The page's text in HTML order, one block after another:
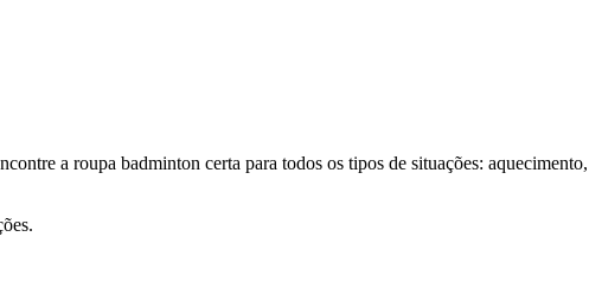
a roupa badminton certa para todos os tipos de situações: aquecimento,